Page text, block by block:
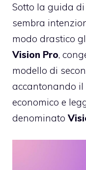
Sotto la guida di
sembra
modo drastico
Vision Pro,
modello di
accantonando
economico e
denominato